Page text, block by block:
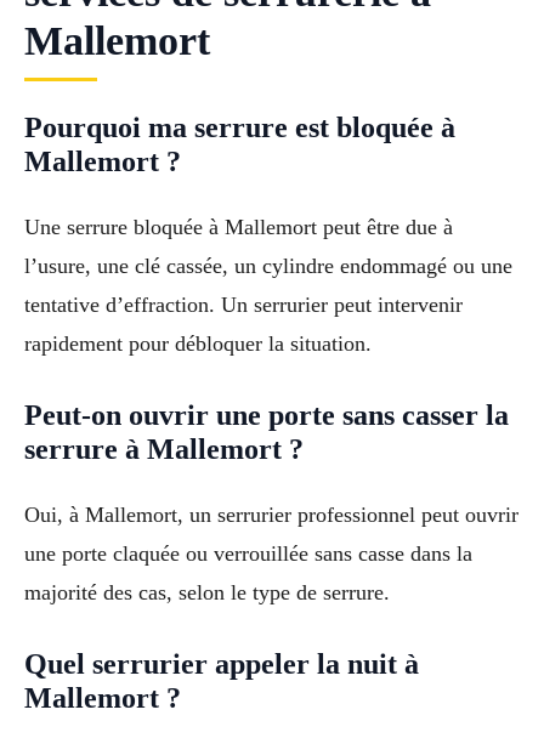
Mallemort
Pourquoi ma serrure est bloquée à
Mallemort ?
Une serrure bloquée à Mallemort peut être due à
l’usure, une clé cassée, un cylindre endommagé ou une
tentative d’effraction. Un serrurier peut intervenir
rapidement pour débloquer la situation.
Peut-on ouvrir une porte sans casser la
serrure à Mallemort ?
Oui, à Mallemort, un serrurier professionnel peut ouvrir
une porte claquée ou verrouillée sans casse dans la
majorité des cas, selon le type de serrure.
Quel serrurier appeler la nuit à
Mallemort ?